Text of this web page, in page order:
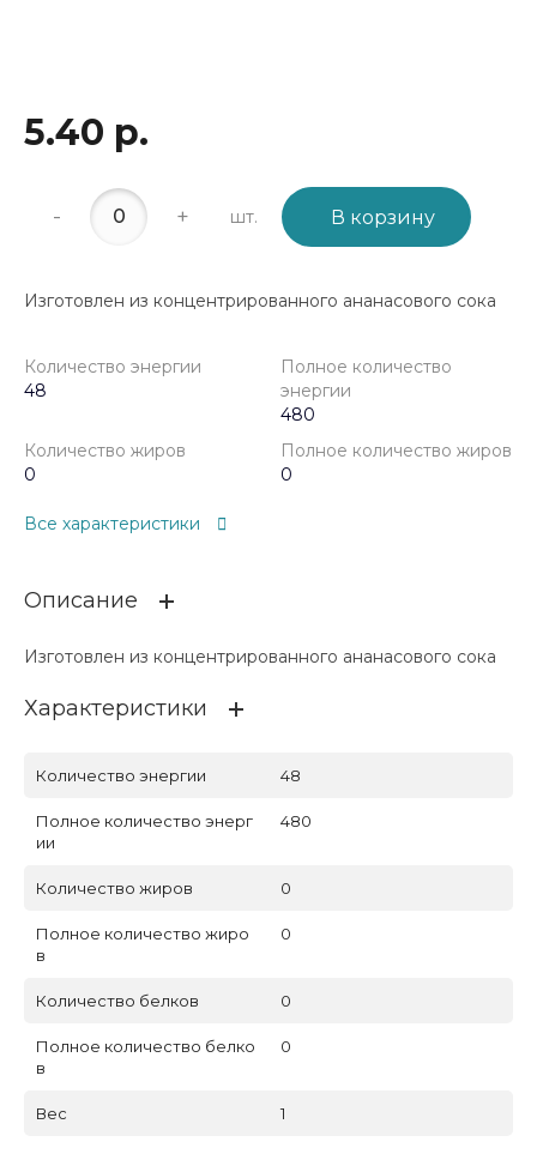
5.40 р.
- + шт. В корзину
Изготовлен из концентрированного ананасового сока
Количество энергии
48
Полное количество
энергии
480
Количество жиров
0
Полное количество жиров
0
Все характеристики
Описание
Изготовлен из концентрированного ананасового сока
Характеристики
Количество энергии 48
Полное количество энерг
ии
480
Количество жиров 0
Полное количество жиро
в
0
Количество белков 0
Полное количество белко
в
0
Вес 1